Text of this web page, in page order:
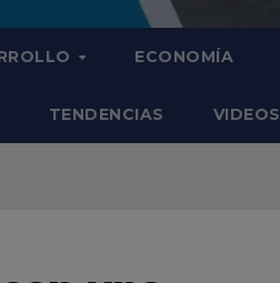
ECONOMÍA
TENDENCIAS VIDEOS